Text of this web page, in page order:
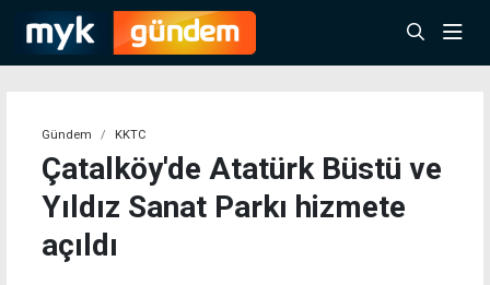
Gündem KKTC
Çatalköy'de Atatürk Büstü ve
Yıldız Sanat Parkı hizmete
açıldı